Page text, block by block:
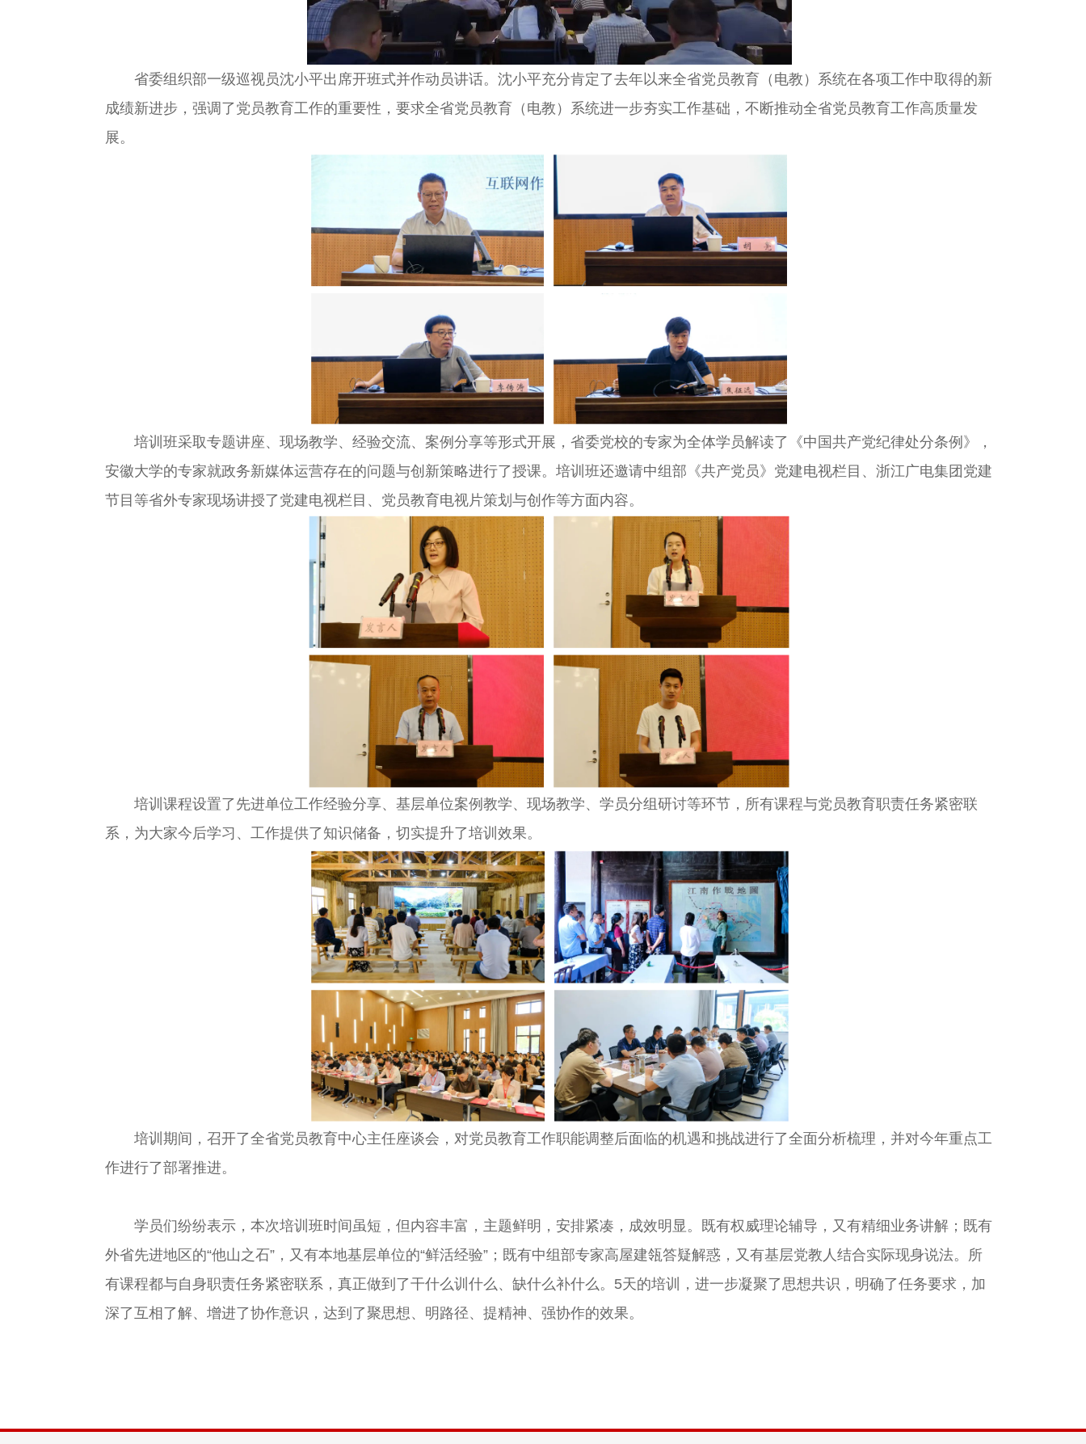
省委组织部一级巡视员沈小平出席开班式并作动员讲话。沈小平充分肯定了去年以来全省党员教育（电教）系统在各项工作中取得的新
成绩新进步，强调了党员教育工作的重要性，要求全省党员教育（电教）系统进一步夯实工作基础，不断推动全省党员教育工作高质量发
展。
培训班采取专题讲座、现场教学、经验交流、案例分享等形式开展，省委党校的专家为全体学员解读了《中国共产党纪律处分条例》，
安徽大学的专家就政务新媒体运营存在的问题与创新策略进行了授课。培训班还邀请中组部《共产党员》党建电视栏目、浙江广电集团党建
节目等省外专家现场讲授了党建电视栏目、党员教育电视片策划与创作等方面内容。
培训课程设置了先进单位工作经验分享、基层单位案例教学、现场教学、学员分组研讨等环节，所有课程与党员教育职责任务紧密联
系，为大家今后学习、工作提供了知识储备，切实提升了培训效果。
培训期间，召开了全省党员教育中心主任座谈会，对党员教育工作职能调整后面临的机遇和挑战进行了全面分析梳理，并对今年重点工
作进行了部署推进。
学员们纷纷表示，本次培训班时间虽短，但内容丰富，主题鲜明，安排紧凑，成效明显。既有权威理论辅导，又有精细业务讲解；既有
外省先进地区的“他山之石”，又有本地基层单位的“鲜活经验”；既有中组部专家高屋建瓴答疑解惑，又有基层党教人结合实际现身说法。所
有课程都与自身职责任务紧密联系，真正做到了干什么训什么、缺什么补什么。5天的培训，进一步凝聚了思想共识，明确了任务要求，加
深了互相了解、增进了协作意识，达到了聚思想、明路径、提精神、强协作的效果。